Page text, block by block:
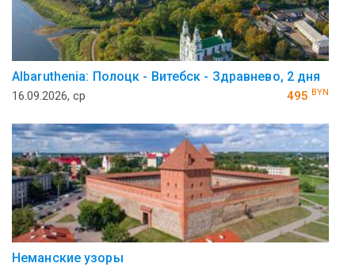
Аlbaruthenia: Полоцк - Витебск - Здравнево, 2 дня
16.09.2026, ср 495 BYN
Неманские узоры